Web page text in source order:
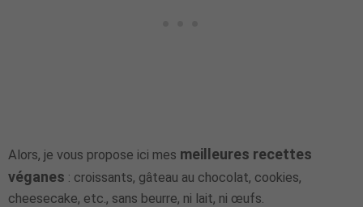
Alors, je vous propose ici mes meilleures recettes
véganes : croissants, gâteau au chocolat, cookies,
cheesecake, etc., sans beurre, ni lait, ni œufs.